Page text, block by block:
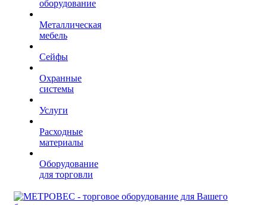
оборудование
Металлическая
мебель
Сейфы
Охранные
системы
Услуги
Расходные
материалы
Оборудование
для торговли